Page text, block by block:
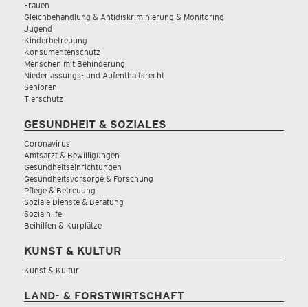
Frauen
Gleichbehandlung & Antidiskriminierung & Monitoring
Jugend
Kinderbetreuung
Konsumentenschutz
Menschen mit Behinderung
Niederlassungs- und Aufenthaltsrecht
Senioren
Tierschutz
GESUNDHEIT & SOZIALES
Coronavirus
Amtsarzt & Bewilligungen
Gesundheitseinrichtungen
Gesundheitsvorsorge & Forschung
Pflege & Betreuung
Soziale Dienste & Beratung
Sozialhilfe
Beihilfen & Kurplätze
KUNST & KULTUR
Kunst & Kultur
LAND- & FORSTWIRTSCHAFT